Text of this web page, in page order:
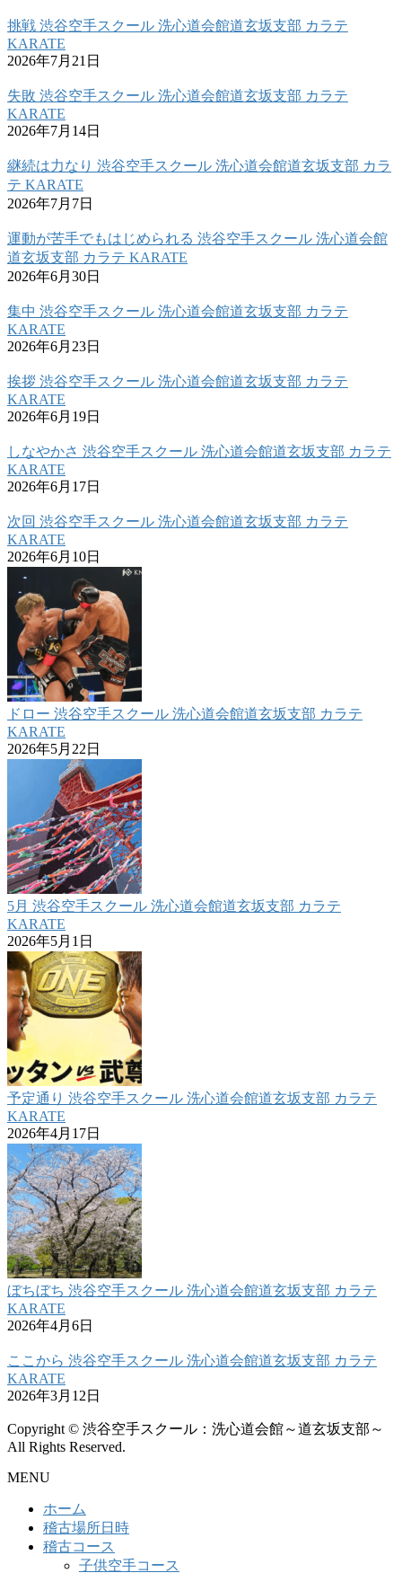
挑戦 渋谷空手スクール 洗心道会館道玄坂支部 カラテ
KARATE
2026年7月21日
失敗 渋谷空手スクール 洗心道会館道玄坂支部 カラテ
KARATE
2026年7月14日
継続は力なり 渋谷空手スクール 洗心道会館道玄坂支部 カラ
テ KARATE
2026年7月7日
運動が苦手でもはじめられる 渋谷空手スクール 洗心道会館
道玄坂支部 カラテ KARATE
2026年6月30日
集中 渋谷空手スクール 洗心道会館道玄坂支部 カラテ
KARATE
2026年6月23日
挨拶 渋谷空手スクール 洗心道会館道玄坂支部 カラテ
KARATE
2026年6月19日
しなやかさ 渋谷空手スクール 洗心道会館道玄坂支部 カラテ
KARATE
2026年6月17日
次回 渋谷空手スクール 洗心道会館道玄坂支部 カラテ
KARATE
2026年6月10日
ドロー 渋谷空手スクール 洗心道会館道玄坂支部 カラテ
KARATE
2026年5月22日
5月 渋谷空手スクール 洗心道会館道玄坂支部 カラテ
KARATE
2026年5月1日
予定通り 渋谷空手スクール 洗心道会館道玄坂支部 カラテ
KARATE
2026年4月17日
ぼちぼち 渋谷空手スクール 洗心道会館道玄坂支部 カラテ
KARATE
2026年4月6日
ここから 渋谷空手スクール 洗心道会館道玄坂支部 カラテ
KARATE
2026年3月12日
Copyright © 渋谷空手スクール：洗心道会館～道玄坂支部～
All Rights Reserved.
MENU
ホーム
稽古場所日時
稽古コース
子供空手コース